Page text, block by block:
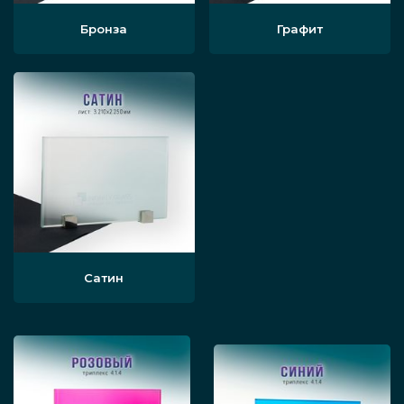
перегородки по доступной цене и с
гарантией качества.
Этапы установки
специалист прибывает в спальню,
помещения для дальнейшей
если есть факторы, мешающие
установке ограждений, они
Бронза Графит
Сатин